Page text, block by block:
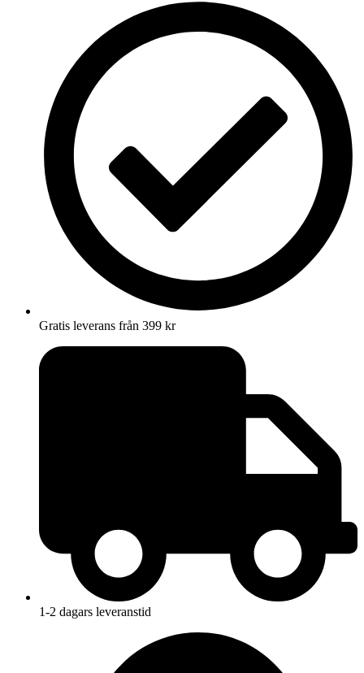
Gratis leverans från 399 kr
1-2 dagars leveranstid